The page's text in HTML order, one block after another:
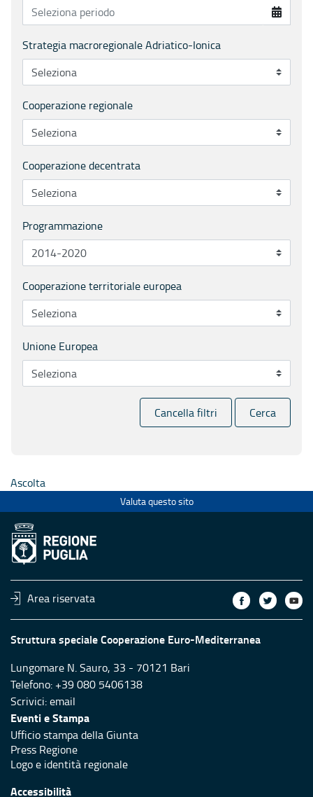
Strategia macroregionale Adriatico-Ionica
Cooperazione regionale
Cooperazione decentrata
Programmazione
Cooperazione territoriale europea
Unione Europea
Cancella filtri Cerca
Ascolta
Valuta questo sito
Area riservata
Struttura speciale Cooperazione Euro-Mediterranea
Lungomare N. Sauro, 33 - 70121 Bari
Telefono: +39 080 5406138
Scrivici:email
Eventi e Stampa
Ufficio stampa della Giunta
Press Regione
Logo e identità regionale
Accessibilità